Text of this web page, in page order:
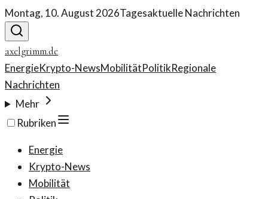
Montag, 10. August 2026Tagesaktuelle Nachrichten
axelgrimm.de
EnergieKrypto-NewsMobilitätPolitikRegionale
Nachrichten
Mehr
Rubriken
Energie
Krypto-News
Mobilität